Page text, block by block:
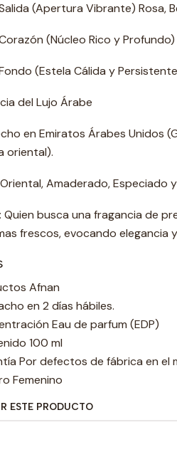
(Apertura Vibrante) Rosa,
(Núcleo Rico y
(Estela Cálida y
del Lujo Árabe
en Emiratos Árabes Unidos
oriental).
Amaderado, Especiado y
Quien busca una fragancia de
frescos, evocando elegancia
Afnan
en 2 días hábiles.
Eau de parfum (EDP)
100 ml
Por defectos de fábrica en el
Femenino
ESTE PRODUCTO